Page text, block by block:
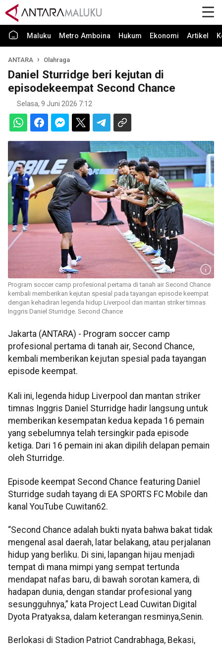
Maluku Metro Amboina Hukum Ekonomi Artikel
ANTARA Olahraga
Daniel Sturridge beri kejutan di
episodekeempat Second Chance
Selasa, 9 Juni 2026 7:12
Program soccer camp profesional pertama di tanah air Second Chance
kembali memberikan kejutan spesial pada tayangan episode keempat
dengan kehadiran legenda hidup Liverpool dan mantan striker timnas
Inggris Daniel Sturridge. Second Chance
Jakarta (ANTARA) - Program soccer camp
profesional pertama di tanah air, Second Chance,
kembali memberikan kejutan spesial pada tayangan
episode keempat.
Kali ini, legenda hidup Liverpool dan mantan striker
timnas Inggris Daniel Sturridge hadir langsung untuk
memberikan kesempatan kedua kepada 16 pemain
yang sebelumnya telah tersingkir pada episode
ketiga. Dari 16 pemain ini akan dipilih delapan pemain
oleh Sturridge.
Episode keempat Second Chance featuring Daniel
Sturridge sudah tayang di EA SPORTS FC Mobile dan
kanal YouTube Cuwitan62.
“Second Chance adalah bukti nyata bahwa bakat tidak
mengenal asal daerah, latar belakang, atau perjalanan
hidup yang berliku. Di sini, lapangan hijau menjadi
tempat di mana mimpi yang sempat tertunda
mendapat nafas baru, di bawah sorotan kamera, di
hadapan dunia, dengan standar profesional yang
sesungguhnya,” kata Project Lead Cuwitan Digital
Dyota Pratyaksa, dalam keterangan resminya,Senin.
Berlokasi di Stadion Patriot Candrabhaga, Bekasi,